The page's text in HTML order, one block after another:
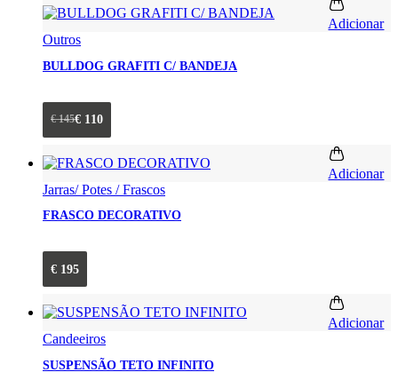
Adicionar
Outros
BULLDOG GRAFITI C/ BANDEJA
€145
O preço original era: € 145.
€ 110
O preço atual é: € 110.
Adicionar
Jarras/ Potes / Frascos
FRASCO DECORATIVO
€ 195
Adicionar
Candeeiros
SUSPENSÃO TETO INFINITO